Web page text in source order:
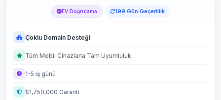
EV Doğrulama 199 Gün Geçerlilik
Çoklu Domain Desteği
Tüm Mobil Cihazlarla Tam Uyumluluk
1-5 iş günü
$1,750,000 Garanti